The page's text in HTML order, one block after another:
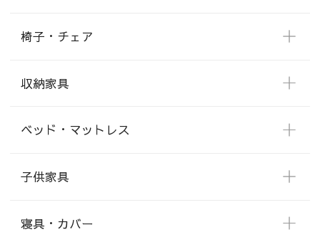
椅子・チェア
収納家具
ベッド・マットレス
子供家具
寝具・カバー